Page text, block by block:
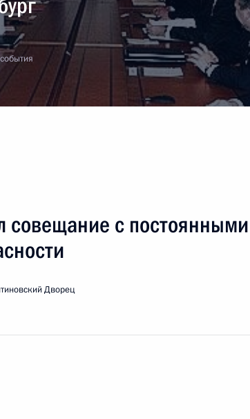
совещание с постоянными
Дворец